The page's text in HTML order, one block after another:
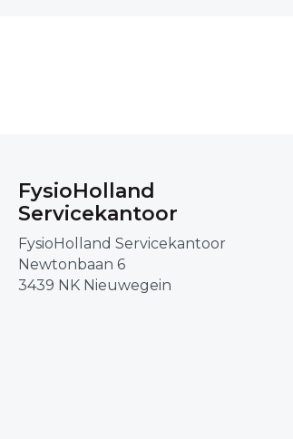
FysioHolland
Servicekantoor
FysioHolland Servicekantoor
Newtonbaan 6
3439 NK Nieuwegein